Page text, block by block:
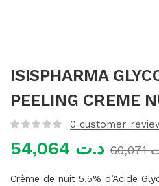
ISISPHARMA
PEELING CREME
0 customer
د.ت 60,071
Crème de nuit 5,5% d’Acide